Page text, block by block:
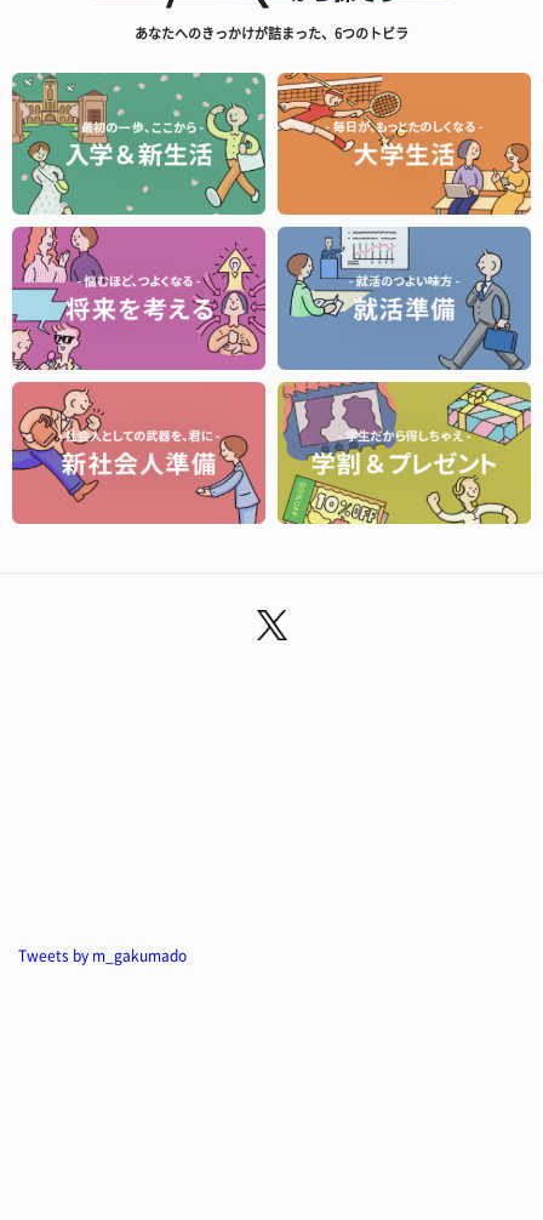
あなたへのきっかけが詰まった、6つのトビラ
Tweets by m_gakumado